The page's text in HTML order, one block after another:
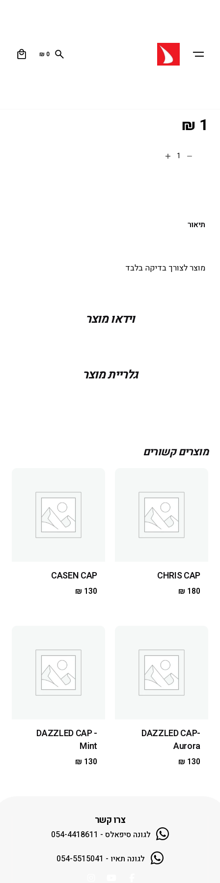
₪ 0
עמוד הבית/כללי
₪ 1
תיאור
מוצר לצורך בדיקה בלבד
וידאו מוצר
גלריית מוצר
מוצרים קשורים
CHRIS CAP
₪ 180
CASEN CAP
₪ 130
DAZZLED CAP-
Aurora
₪ 130
DAZZLED CAP -
Mint
₪ 130
צרו קשר
לגונה סיפאלס - 054-4418611
לגונה תאיו - 054-5515041